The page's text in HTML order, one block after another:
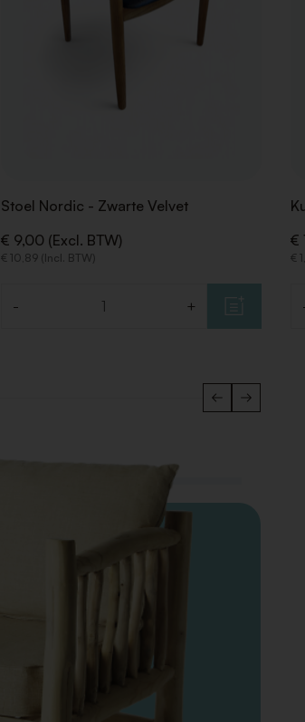
Stoel Nordic - Zwarte Velvet
€ 9,00 (Excl. BTW)
€ 10,89 (Incl. BTW)
- +
€
€